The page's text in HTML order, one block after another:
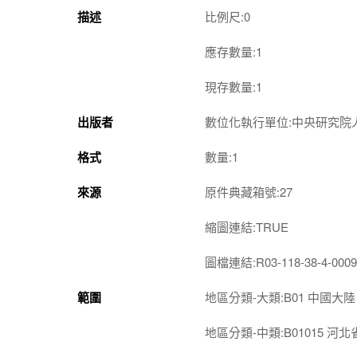
描述 比例尺:0
應存數量:1
現存數量:1
出版者 數位化執行單位:中央研究
格式 數量:1
來源 原件典藏箱號:27
縮圖連結:TRUE
圖檔連結:R03-118-38-4-0009
範圍 地區分類-大類:B01 中國大陸
地區分類-中類:B01015 河北